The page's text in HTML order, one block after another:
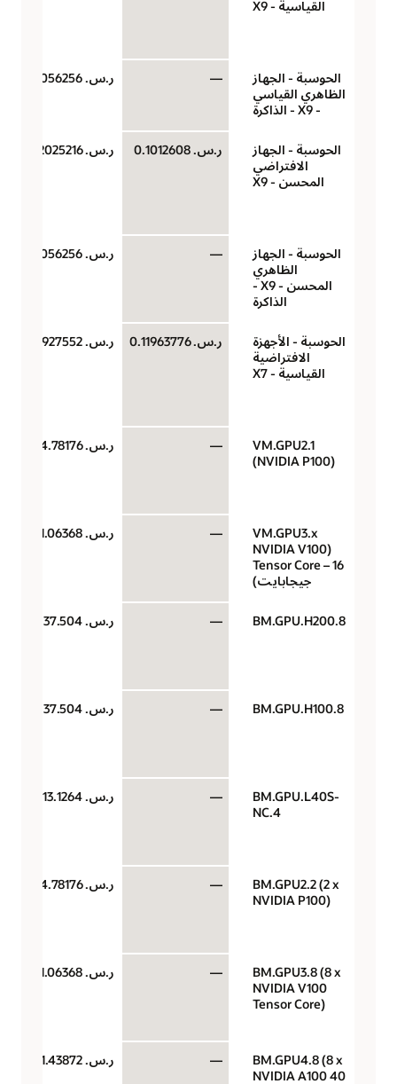
القياسية - X9
الحوسبة - الجهاز
الظاهري القياسي
— ر.س.‏ 0.0056256
الحوسبة - الجهاز
الافتراضي
المحسن - X9
ر.س.‏ 0.1012608 ر.س.‏ 0.2025216
الحوسبة - الجهاز
الظاهري
المحسن - X9 -
الذاكرة
— ر.س.‏ 0.0056256
الحوسبة - الأجهزة
الافتراضية
القياسية - X7
ر.س.‏ 0.11963776 ر.س.‏ 0.23927552
VM.GPU2.1
(NVIDIA P100)
— ر.س.‏ 4.78176
VM.GPU3.x
(NVIDIA V100
Tensor Core – 16
جيجابايت)
— ر.س.‏ 11.06368
BM.GPU.H200.8
— ر.س.‏ 37.504
BM.GPU.H100.8
— ر.س.‏ 37.504
BM.GPU.L40S-
NC.4
— ر.س.‏ 13.1264
BM.GPU2.2 (2 x
NVIDIA P100)
— ر.س.‏ 4.78176
BM.GPU3.8 (8 x
NVIDIA V100
Tensor Core)
— ر.س.‏ 11.06368
BM.GPU4.8 (8 x
NVIDIA A100 40
— ر.س.‏ 11.43872